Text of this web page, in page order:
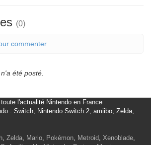
(0)
commenter
été posté.
l'actualité Nintendo en France
: Switch, Nintendo Switch 2, amiibo, Zelda,
, Zelda, Mario, Pokémon, Metroid, Xenoblade,